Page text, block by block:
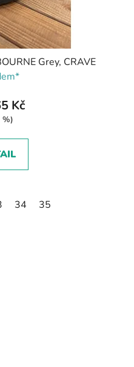
Grey, CRAVE
Kč
%)
34 35